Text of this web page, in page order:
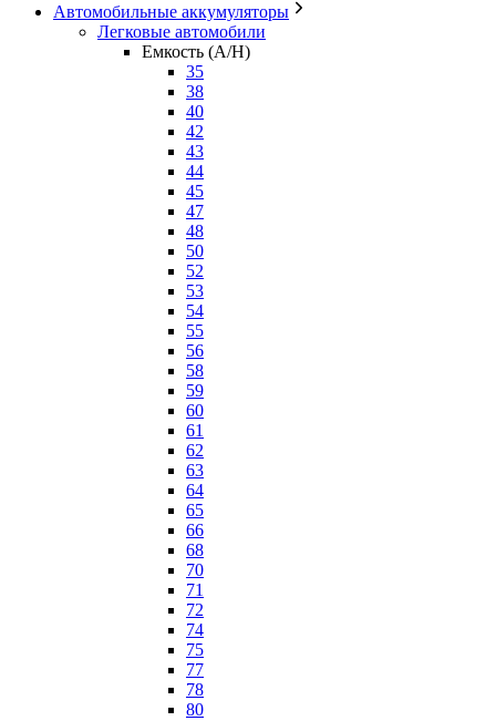
Автомобильные аккумуляторы
Легковые автомобили
Емкость (A/H)
35
38
40
42
43
44
45
47
48
50
52
53
54
55
56
58
59
60
61
62
63
64
65
66
68
70
71
72
74
75
77
78
80